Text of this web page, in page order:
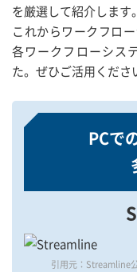
を厳選して紹介します。
これからワークフロ
各ワークフローシス
た。ぜひご活用くださ
PCで
引用元：Streamline